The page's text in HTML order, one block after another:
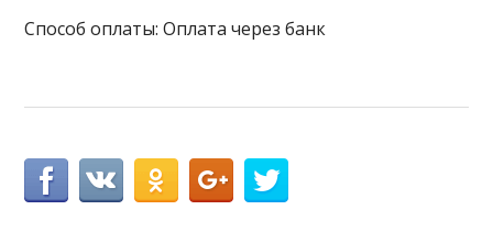
Способ оплаты: Оплата через банк